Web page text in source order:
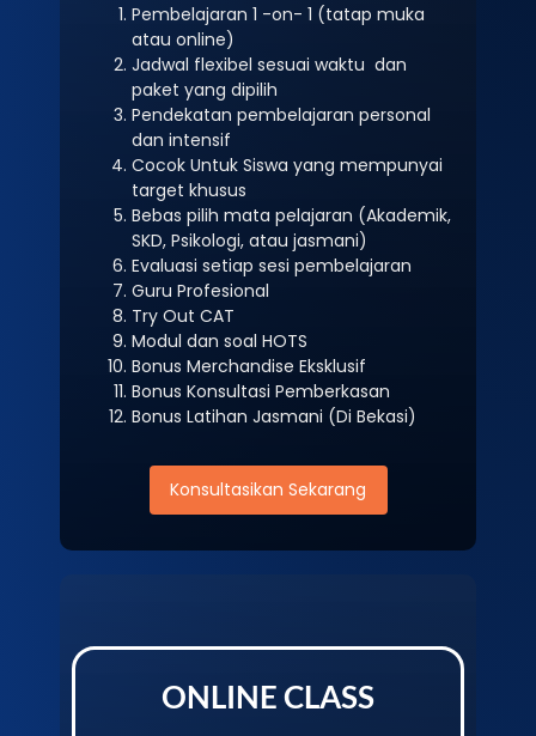
Pembelajaran 1 -on- 1 (tatap muka
atau online)
Jadwal flexibel sesuai waktu dan
paket yang dipilih
Pendekatan pembelajaran personal
dan intensif
Cocok Untuk Siswa yang mempunyai
target khusus
Bebas pilih mata pelajaran (Akademik,
SKD, Psikologi, atau jasmani)
Evaluasi setiap sesi pembelajaran
Guru Profesional
Try Out CAT
Modul dan soal HOTS
Bonus Merchandise Eksklusif
Bonus Konsultasi Pemberkasan
Bonus Latihan Jasmani (Di Bekasi)
Konsultasikan Sekarang
ONLINE CLASS